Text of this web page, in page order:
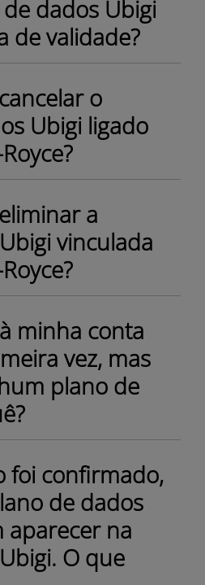
dados Ubigi
de validade?
o
Ubigi ligado
a
vinculada
minha conta
vez, mas
plano de
foi confirmado,
de dados
aparecer na
O que